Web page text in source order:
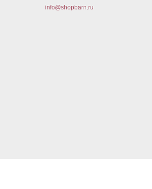
info@shopbarn.ru